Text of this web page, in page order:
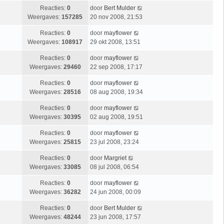
Reacties: 0
Weergaves: 157285
door Bert Mulder
20 nov 2008, 21:53
Reacties: 0
Weergaves: 108917
door mayflower
29 okt 2008, 13:51
Reacties: 0
Weergaves: 29460
door mayflower
22 sep 2008, 17:17
Reacties: 0
Weergaves: 28516
door mayflower
08 aug 2008, 19:34
Reacties: 0
Weergaves: 30395
door mayflower
02 aug 2008, 19:51
Reacties: 0
Weergaves: 25815
door mayflower
23 jul 2008, 23:24
Reacties: 0
Weergaves: 33085
door Margriet
08 jul 2008, 06:54
Reacties: 0
Weergaves: 36282
door mayflower
24 jun 2008, 00:09
Reacties: 0
Weergaves: 48244
door Bert Mulder
23 jun 2008, 17:57